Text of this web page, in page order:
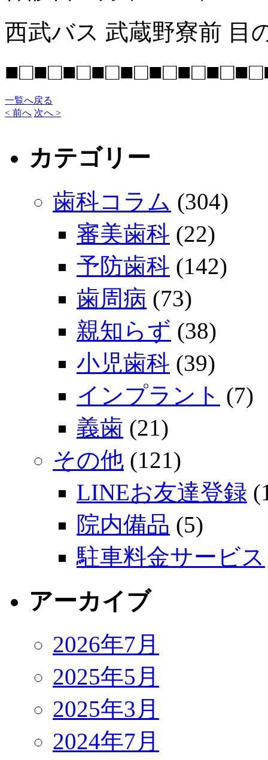
西武バス 武蔵野寮前 目
一覧へ戻る
< 前へ 次へ >
カテゴリー
歯科コラム (304)
審美歯科 (22)
予防歯科 (142)
歯周病 (73)
親知らず (38)
小児歯科 (39)
インプラント (7)
義歯 (21)
その他 (121)
LINEお友達登録
院内備品 (5)
駐車料金サービス
アーカイブ
2026年7月
2025年5月
2025年3月
2024年7月